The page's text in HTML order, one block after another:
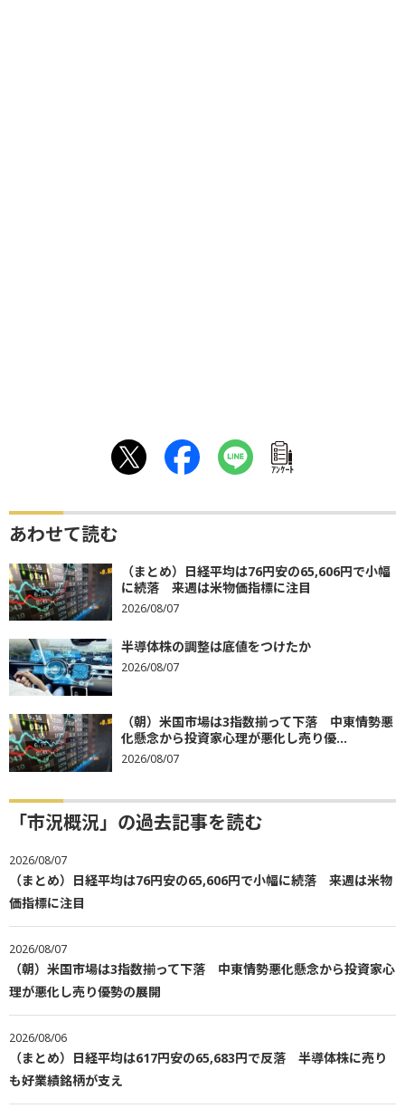
ｱﾝｹｰﾄ
あわせて読む
（まとめ）日経平均は76円安の65,606円で小幅
に続落 来週は米物価指標に注目
2026/08/07
半導体株の調整は底値をつけたか
2026/08/07
（朝）米国市場は3指数揃って下落 中東情勢悪
化懸念から投資家心理が悪化し売り優...
2026/08/07
「市況概況」の過去記事を読む
2026/08/07
（まとめ）日経平均は76円安の65,606円で小幅に続落 来週は米物
価指標に注目
2026/08/07
（朝）米国市場は3指数揃って下落 中東情勢悪化懸念から投資家心
理が悪化し売り優勢の展開
2026/08/06
（まとめ）日経平均は617円安の65,683円で反落 半導体株に売り
も好業績銘柄が支え